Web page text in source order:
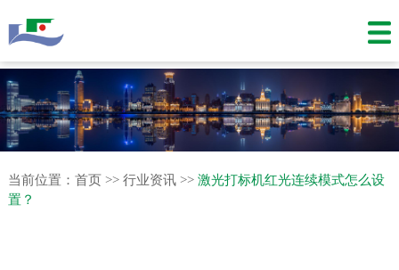
当前位置： 首页>> 行业资讯>> 激光打标机红光连续模式怎么设
置？